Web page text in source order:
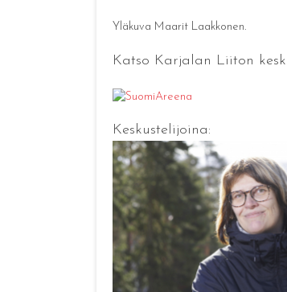
Yläkuva Maarit Laakkonen.
Katso Karjalan Liiton
Keskustelijoina: